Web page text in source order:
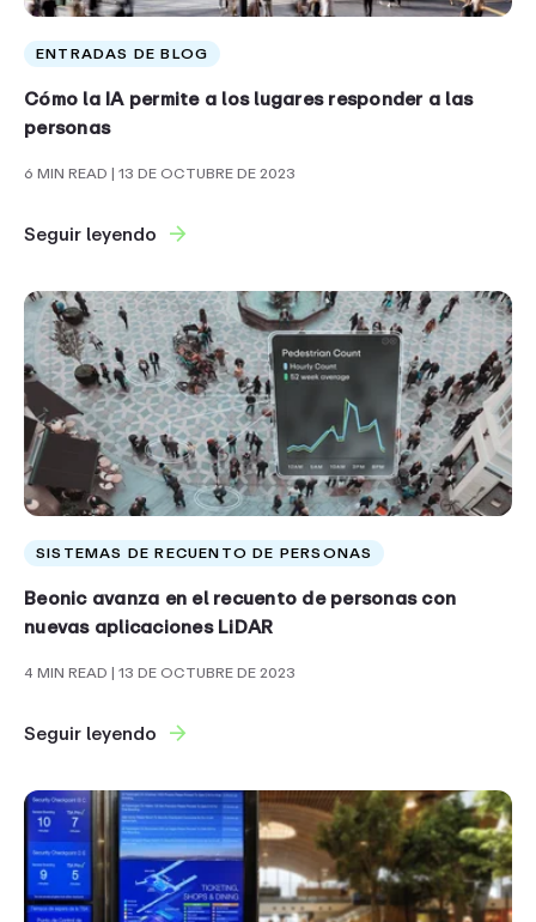
ENTRADAS DE BLOG
Cómo la IA permite a los lugares responder a las
personas
6 MIN READ | 13 DE OCTUBRE DE 2023
Seguir leyendo
SISTEMAS DE RECUENTO DE PERSONAS
Beonic avanza en el recuento de personas con
nuevas aplicaciones LiDAR
4 MIN READ | 13 DE OCTUBRE DE 2023
Seguir leyendo